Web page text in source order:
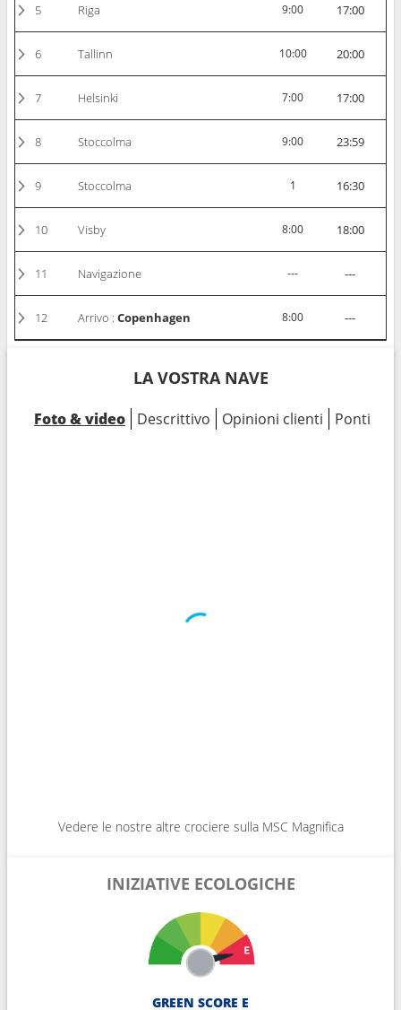
5 Riga 9:00 17:00
6 Tallinn 10:00 20:00
7 Helsinki 7:00 17:00
8 Stoccolma 9:00 23:59
9 Stoccolma 1 16:30
10 Visby 8:00 18:00
11 Navigazione --- ---
12 Arrivo :Copenhagen 8:00 ---
LA VOSTRA NAVE
Foto & video Descrittivo Opinioni clienti Ponti
Vedere le nostre altre crociere sulla MSC Magnifica
INIZIATIVE ECOLOGICHE
GREEN SCORE E